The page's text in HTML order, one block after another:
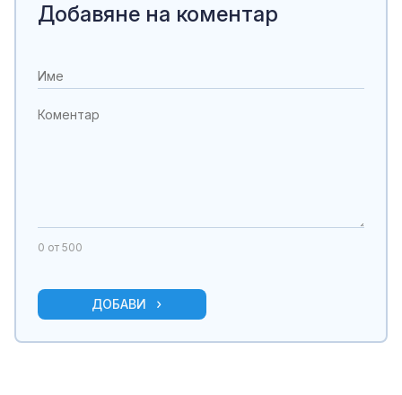
Добавяне на коментар
0 от 500
ДОБАВИ